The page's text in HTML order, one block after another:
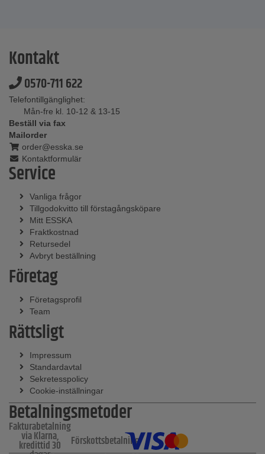
Kontakt
0570-711 622
Telefontillgänglighet:
Mån-fre kl. 10-12 & 13-15
Beställ via fax
Mailorder
order@esska.se
Kontaktformulär
Service
Vanliga frågor
Tillgodokvitto till förstagångsköpare
Mitt ESSKA
Fraktkostnad
Retursedel
Avbryt beställning
Företag
Företagsprofil
Team
Rättsligt
Impressum
Standardavtal
Sekretesspolicy
Cookie-inställningar
Betalningsmetoder
Fakturabetalning
via Klarna,
kredittid 30 Förskottsbetalning